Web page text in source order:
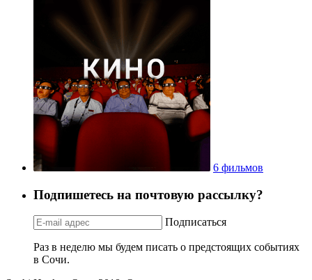
6 фильмов
Подпишетесь на почтовую рассылку?
Подписаться
Раз в неделю мы будем писать о предстоящих событиях
в Сочи.